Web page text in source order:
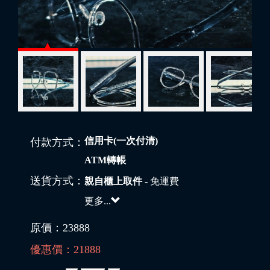
付款方式： 信用卡(一次付清)
ATM轉帳
送貨方式： 親自櫃上取件- 免運費
更多...
原價： 23888
優惠價： 21888